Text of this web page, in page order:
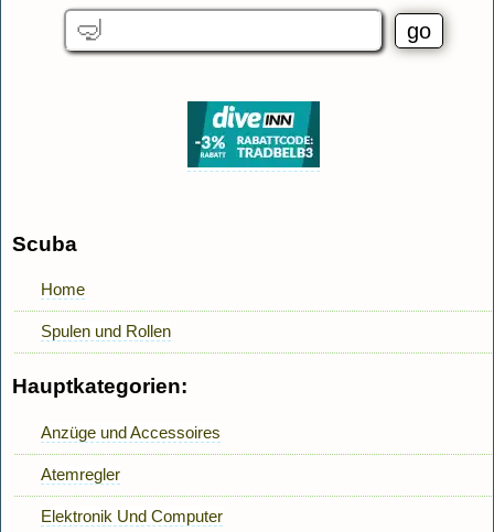
Scuba
Home
Spulen und Rollen
Hauptkategorien:
Anzüge und Accessoires
Atemregler
Elektronik Und Computer